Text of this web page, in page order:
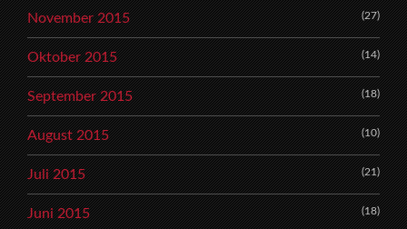
November 2015 (27)
Oktober 2015 (14)
September 2015 (18)
August 2015 (10)
Juli 2015 (21)
Juni 2015 (18)